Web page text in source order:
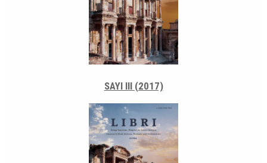
SAYI III (2017)